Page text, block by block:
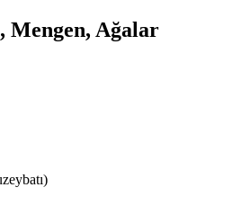
Mengen, Ağalar